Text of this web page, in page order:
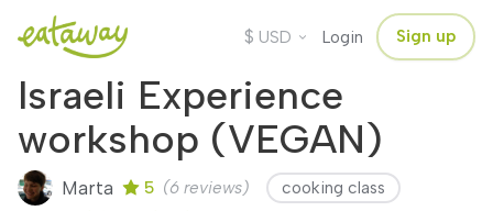
$ USD Login Sign up
Israeli Experience
workshop (VEGAN)
Marta 5 (6 reviews) cooking class